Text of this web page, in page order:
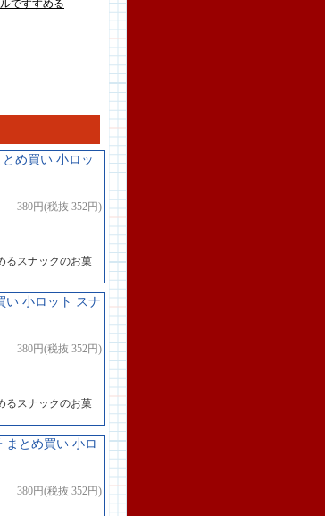
ですすめる
め買い 小ロッ
380円(税抜 352円)
るスナックのお菓
い 小ロット スナ
380円(税抜 352円)
るスナックのお菓
まとめ買い 小ロ
380円(税抜 352円)